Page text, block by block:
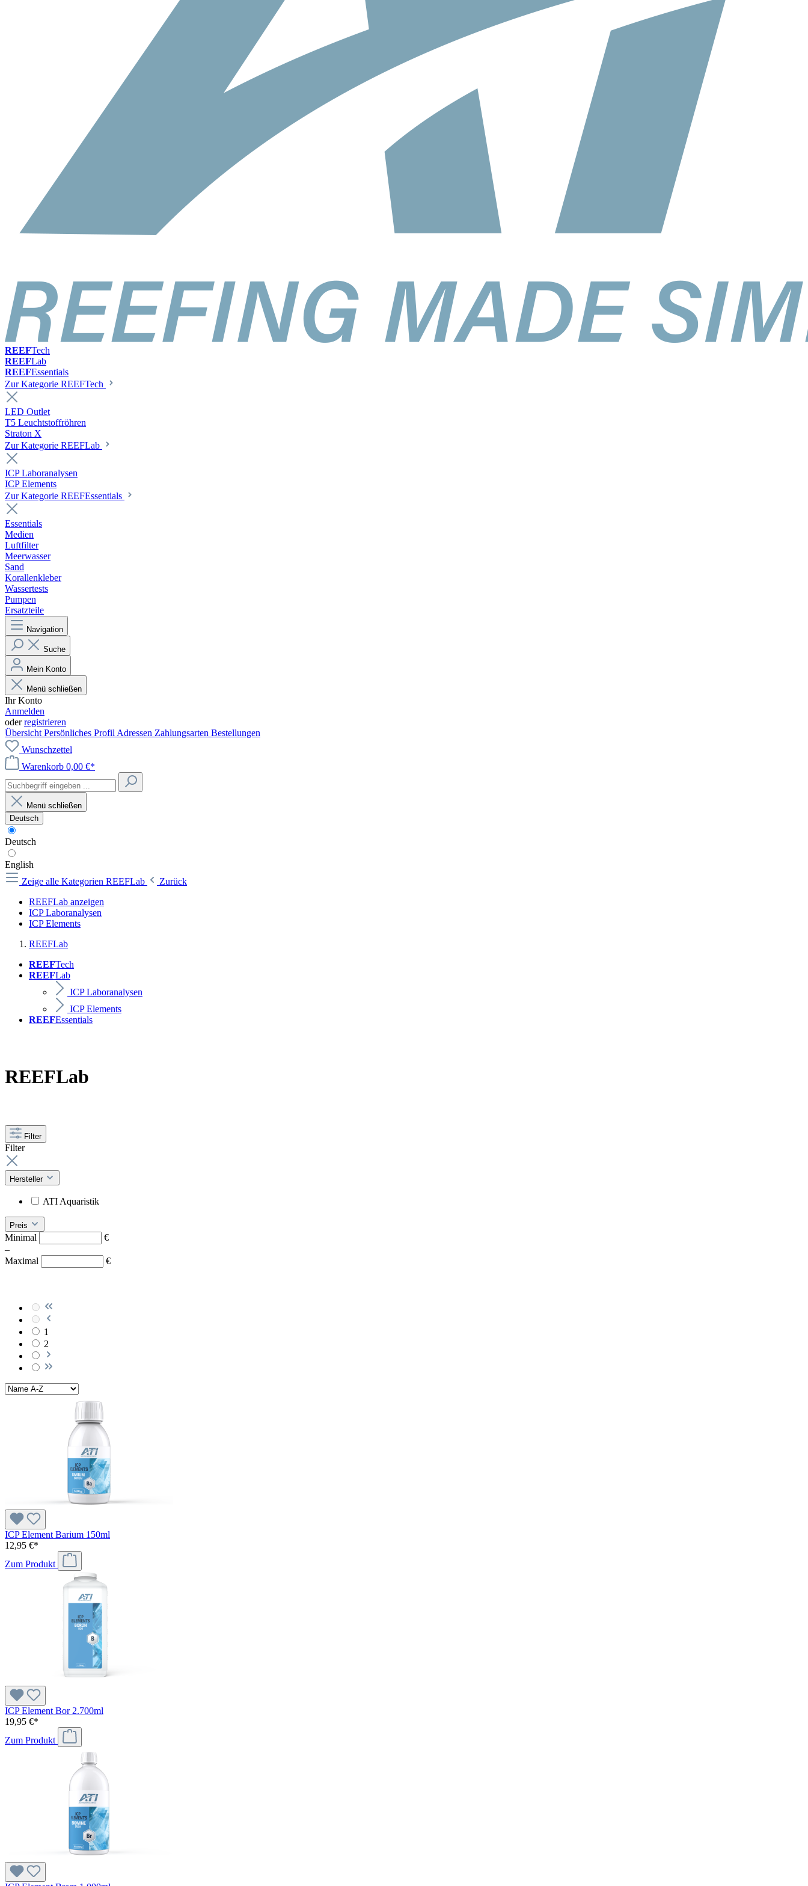
REEFTech
REEFLab
REEFEssentials
Zur Kategorie REEFTech
LED Outlet
T5 Leuchtstoffröhren
Straton X
Zur Kategorie REEFLab
ICP Laboranalysen
ICP Elements
Zur Kategorie REEFEssentials
Essentials
Medien
Luftfilter
Meerwasser
Sand
Korallenkleber
Wassertests
Pumpen
Ersatzteile
Navigation
Suche
Mein Konto
Menü schließen
Ihr Konto
Anmelden
oderregistrieren
Übersicht Persönliches Profil Adressen Zahlungsarten Bestellungen
Wunschzettel
Warenkorb 0,00 €*
Menü schließen
Deutsch
Deutsch
English
Zeige alle Kategorien REEFLab
Zurück
REEFLab anzeigen
ICP Laboranalysen
ICP Elements
REEFLab
REEFTech
REEFLab
ICP Laboranalysen
ICP Elements
REEFEssentials
REEFLab
Filter
Filter
Hersteller
ATI Aquaristik
Preis
Minimal
€
–
Maximal
€
1
2
ICP Element Barium 150ml
12,95 €*
Zum Produkt
ICP Element Bor 2.700ml
19,95 €*
Zum Produkt